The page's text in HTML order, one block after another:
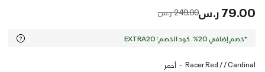
79.00 ر.س Price reduced from
249.00 ر.س to
*خصم إضافي 20%. كود الخصم: EXTRA20
Racer Red / / Cardinal أحمر